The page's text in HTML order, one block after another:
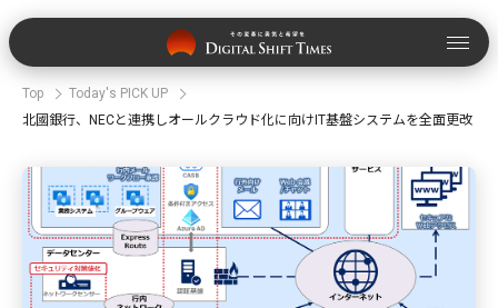
Top
Today's PICK UP
北國銀行、NECと連携しオールクラウド化に向けIT基盤システムを全面更改